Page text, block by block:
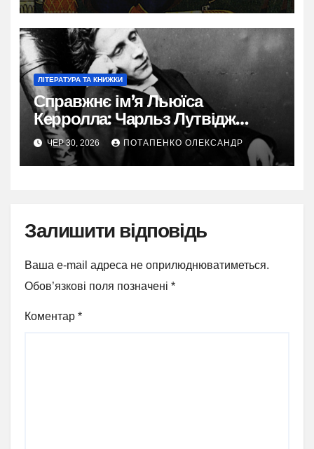
ЛІТЕРАТУРА ТА КНИЖКИ
Справжнє ім’я Льюїса
Керролла: Чарльз Лутвідж
Доджсон та витоки його
подвійного життя
ЧЕР 30, 2026 ПОТАПЕНКО ОЛЕКСАНДР
Залишити відповідь
Ваша e-mail адреса не оприлюднюватиметься.
Обов’язкові поля позначені *
Коментар *